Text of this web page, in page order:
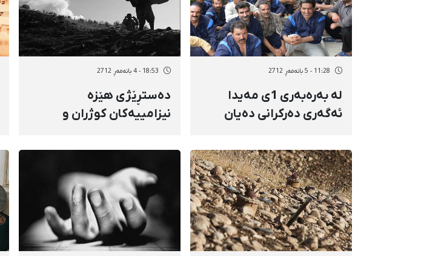
11:28 - 5 بانەمەڕ 2712
لە بەرەبەری 1ی مەیدا
ئەگەری دەركرانی دەیان
گۆڕێ‌ دایە
18:53 - 4 بانەمەڕ 2712
دەستڕێژی هێزە
نیزامییەكان كوژران و
كوردی لێكەوتەوە